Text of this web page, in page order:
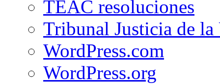
TEAC resoluciones
Tribunal Justicia de
WordPress.com
WordPress.org